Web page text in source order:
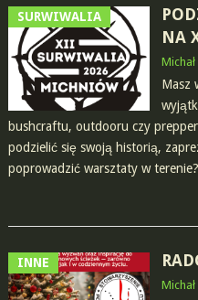
SURWIWALIA
NA
Michał
Masz
bushcraftu, outdooru czy
podzielić się swoją historią,
poprowadzić warsztaty w terenie?
INNE
Michał